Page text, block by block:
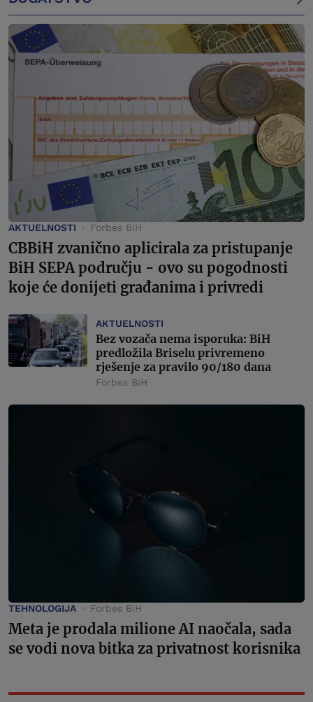
AKTUELNOSTI Forbes BiH
CBBiH zvanično aplicirala za pristupanje
BiH SEPA području - ovo su pogodnosti
koje će donijeti građanima i privredi
AKTUELNOSTI
Bez vozača nema isporuka: BiH
predložila Briselu privremeno
rješenje za pravilo 90/180 dana
Forbes BiH
TEHNOLOGIJA Forbes BiH
Meta je prodala milione AI naočala, sada
se vodi nova bitka za privatnost korisnika